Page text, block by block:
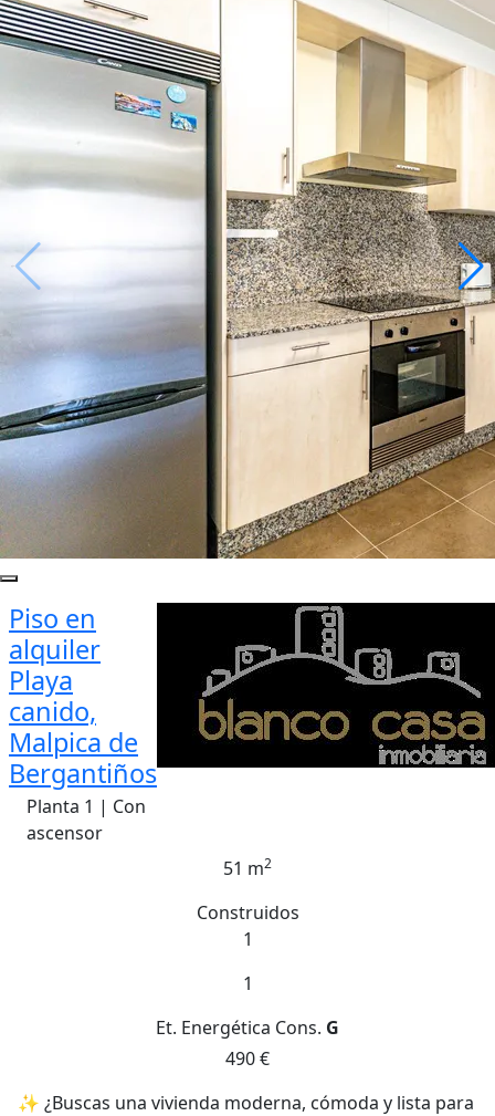
Piso en
alquiler
Playa
canido,
Malpica de
Bergantiños
Planta 1 | Con
ascensor
51 m2
Construidos
1
1
Et. Energética Cons. G
490 €
✨ ¿Buscas una vivienda moderna, cómoda y lista para